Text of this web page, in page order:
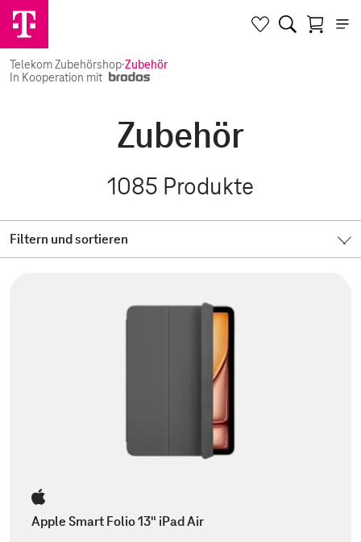
Telekom Zubehörshop·Zubehör
In Kooperation mit
Zubehör
1085 Produkte
Filtern und sortieren
Apple Smart Folio 13" iPad Air